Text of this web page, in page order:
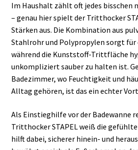
Im Haushalt zählt oft jedes bisschen
– genau hier spielt der Tritthocker
Stärken aus. Die Kombination aus
Stahlrohr und Polypropylen sorgt für
während die Kunststoff-Trittfläche
unkompliziert sauber zu halten ist.
Badezimmer, wo Feuchtigkeit und
Alltag gehören, ist das ein echter
Als Einstieghilfe vor der Badewanne
Tritthocker STAPEL weiß die
hilft dabei, sicherer hinein- und